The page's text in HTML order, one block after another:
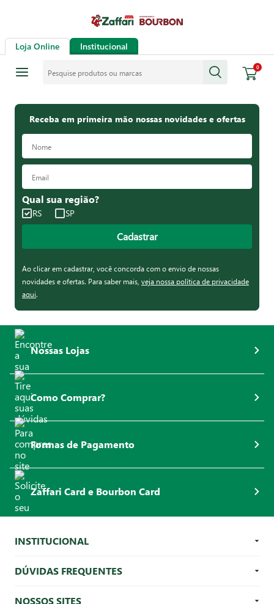
Loja Online Institucional
0
Receba em primeira mão nossas novidades e ofertas
Qual sua região?
RS SP
Cadastrar
Ao clicar em cadastrar, você concorda com o envio de nossas
novidades e ofertas. Para saber mais, veja nossa política de privacidade
aqui.
Nossas Lojas
Como Comprar?
Formas de Pagamento
Zaffari Card e Bourbon Card
INSTITUCIONAL
DÚVIDAS FREQUENTES
NOSSOS SITES